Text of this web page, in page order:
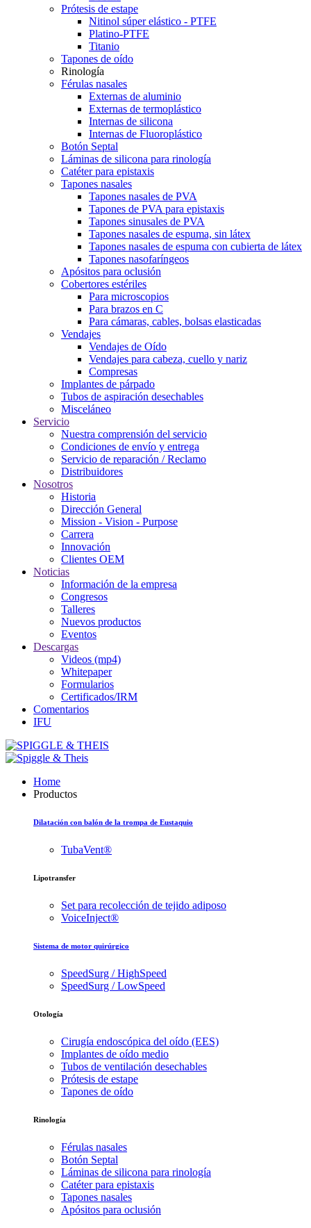
Prótesis de estape
Nitinol súper elástico - PTFE
Platino-PTFE
Titanio
Tapones de oído
Rinología
Férulas nasales
Externas de aluminio
Externas de termoplástico
Internas de silicona
Internas de Fluoroplástico
Botón Septal
Láminas de silicona para rinología
Catéter para epistaxis
Tapones nasales
Tapones nasales de PVA
Tapones de PVA para epistaxis
Tapones sinusales de PVA
Tapones nasales de espuma, sin látex
Tapones nasales de espuma con cubierta de látex
Tapones nasofaríngeos
Apósitos para oclusión
Cobertores estériles
Para microscopios
Para brazos en C
Para cámaras, cables, bolsas elasticadas
Vendajes
Vendajes de Oído
Vendajes para cabeza, cuello y nariz
Compresas
Implantes de párpado
Tubos de aspiración desechables
Misceláneo
Servicio
Nuestra comprensión del servicio
Condiciones de envío y entrega
Servicio de reparación / Reclamo
Distribuidores
Nosotros
Historia
Dirección General
Mission - Vision - Purpose
Carrera
Innovación
Clientes OEM
Noticias
Información de la empresa
Congresos
Talleres
Nuevos productos
Eventos
Descargas
Videos (mp4)
Whitepaper
Formularios
Certificados/IRM
Comentarios
IFU
Home
Productos
Dilatación con balón de la trompa de Eustaquio
TubaVent®
Lipotransfer
Set para recolección de tejido adiposo
VoiceInject®
Sistema de motor quirúrgico
SpeedSurg / HighSpeed
SpeedSurg / LowSpeed
Otología
Cirugía endoscópica del oído (EES)
Implantes de oído medio
Tubos de ventilación desechables
Prótesis de estape
Tapones de oído
Rinología
Férulas nasales
Botón Septal
Láminas de silicona para rinología
Catéter para epistaxis
Tapones nasales
Apósitos para oclusión